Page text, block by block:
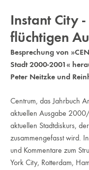
Instant City
flüchtigen
Besprechung von
Stadt 2000-2001«
Peter Neitzke und
Centrum, das Jahrbuch
aktuellen Ausgabe
aktuellen Stadtdiskurs,
zusammengefasst wird.
und Kommentare zum
York City, Rotterdam,